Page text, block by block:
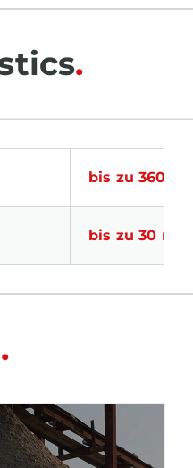
bis zu 360 m
bis zu 30 m